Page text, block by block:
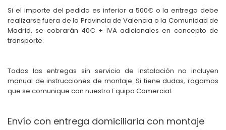
Si el importe del pedido es inferior a 500€ o la entrega debe
realizarse fuera de la Provincia de Valencia o la Comunidad de
Madrid, se cobrarán 40€ + IVA adicionales en concepto de
transporte.
Todas las entregas sin servicio de instalación no incluyen
manual de instrucciones de montaje. Si tiene dudas, rogamos
que se comunique con nuestro Equipo Comercial.
Envío con entrega domiciliaria con montaje